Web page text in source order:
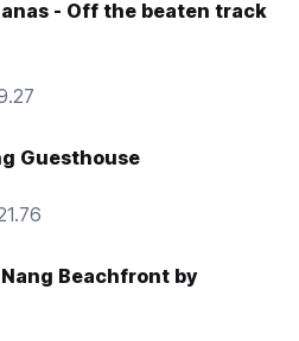
- Off the beaten track
Guesthouse
Nang Beachfront by